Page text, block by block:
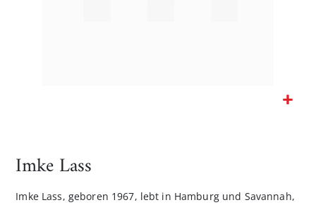
Bildgalerie
Imke Lass
Imke Lass, geboren 1967, lebt in Hamburg und Savannah,